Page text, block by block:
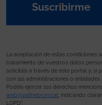
Suscribirme
La aceptación de estas condiciones
tratamiento de vuestros datos
solicitáis a través de este portal y, si
con las administraciones o
Podéis ejercer los derechos
web@vallhebron.cat, indicando
LOPD”.